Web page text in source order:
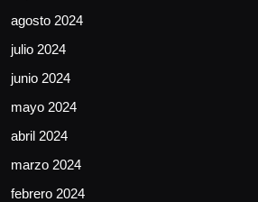
agosto 2024
julio 2024
junio 2024
mayo 2024
abril 2024
marzo 2024
febrero 2024